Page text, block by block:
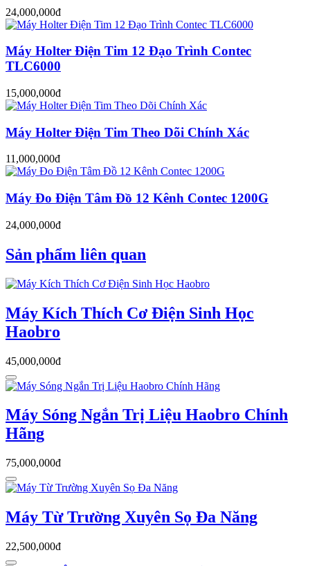
24,000,000đ
Máy Holter Điện Tim 12 Đạo Trình Contec
TLC6000
15,000,000đ
Máy Holter Điện Tim Theo Dõi Chính Xác
11,000,000đ
Máy Đo Điện Tâm Đồ 12 Kênh Contec 1200G
24,000,000đ
Sản phẩm liên quan
Máy Kích Thích Cơ Điện Sinh Học
Haobro
45,000,000đ
Máy Sóng Ngắn Trị Liệu Haobro Chính
Hãng
75,000,000đ
Máy Từ Trường Xuyên Sọ Đa Năng
22,500,000đ